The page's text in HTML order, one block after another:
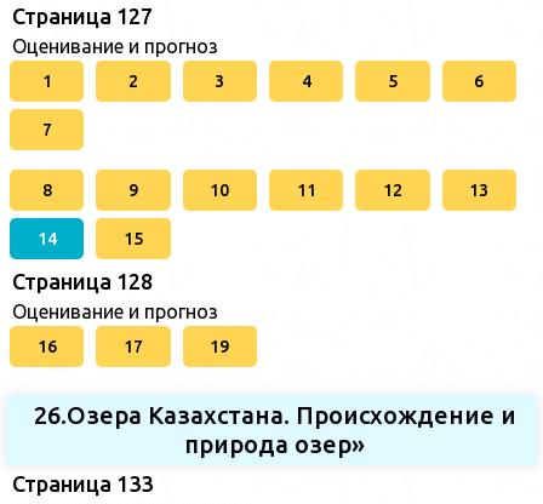
Страница 127
Оценивание и прогноз
1 2 3 4 5 6
7
8 9 10 11 12 13
14 15
Страница 128
Оценивание и прогноз
16 17 19
26.Озера Казахстана. Происхождение и
природа озер»
Страница 133